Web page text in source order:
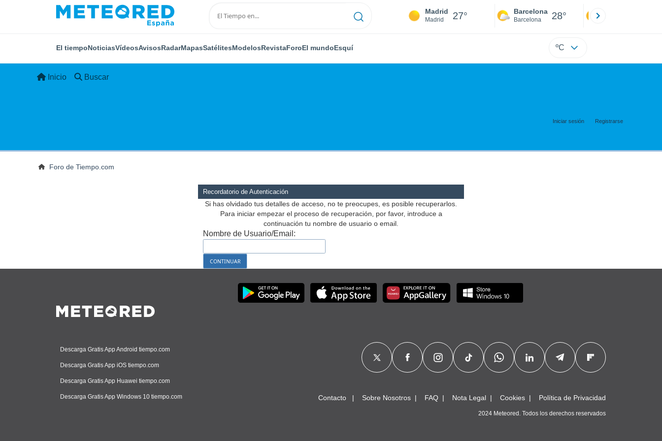
Madrid
Madrid 27° Barcelona
Barcelona 28°
El tiempoNoticiasVídeosAvisosRadarMapasSatélitesModelosRevistaForoEl mundoEsquí ºC
Inicio Buscar
Iniciar sesión Registrarse
Foro de Tiempo.com
Recordatorio de Autenticación
Si has olvidado tus detalles de acceso, no te preocupes, es posible recuperarlos.
Para iniciar empezar el proceso de recuperación, por favor, introduce a
continuación tu nombre de usuario o email.
Nombre de Usuario/Email:
Descarga Gratis App Android tiempo.com
Descarga Gratis App iOS tiempo.com
Descarga Gratis App Huawei tiempo.com
Descarga Gratis App Windows 10 tiempo.com Contacto Sobre Nosotros FAQ Nota Legal Cookies Política de Privacidad
2024 Meteored. Todos los derechos reservados